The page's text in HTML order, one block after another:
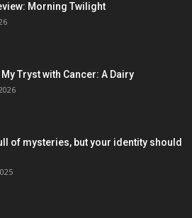
Morning Twilight
My Tryst with Cancer: A Dairy
of mysteries, but your identity should